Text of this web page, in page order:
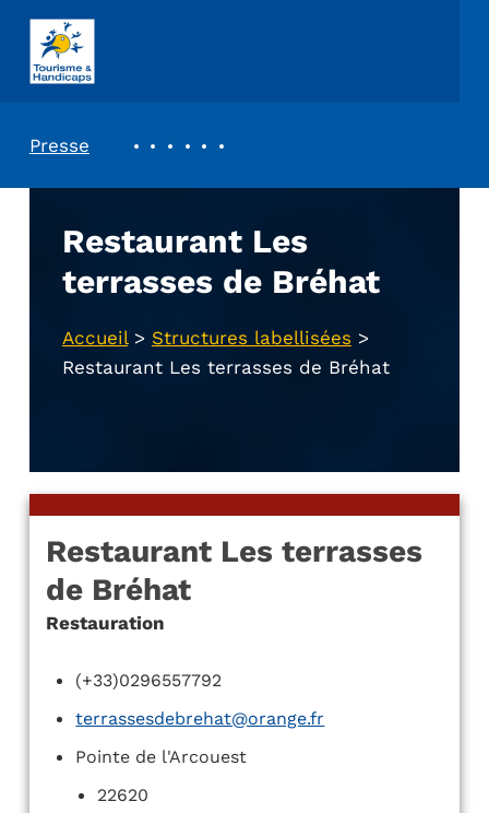
ASSOCIATION TOURISME ET HANDICAPS
Presse
Restaurant Les
terrasses de Bréhat
Accueil> Structures labellisées >
Restaurant Les terrasses de Bréhat
Restaurant Les terrasses
de Bréhat
Restauration
(+33)0296557792
terrassesdebrehat@orange.fr
Pointe de l'Arcouest
22620